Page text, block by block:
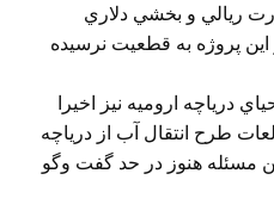
ريالي و بخشي دلاري
پروژه به قطعيت نرسيده
درياچه اروميه نيز اخيرا
طرح انتقال آب از درياچه
مسئله هنوز در حد گفت وگو